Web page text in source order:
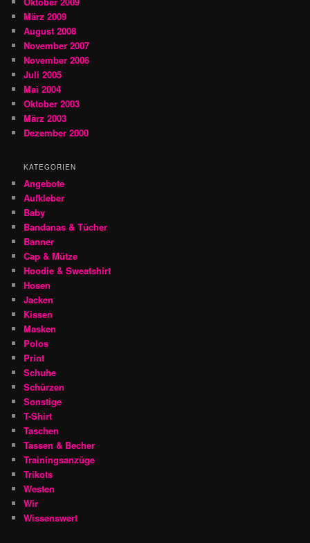
März 2009
August 2008
November 2007
November 2006
Juli 2005
Mai 2004
Oktober 2003
März 2003
Dezember 2000
KATEGORIEN
Angebote
Aufkleber
Baby
Bandanas & Tücher
Banner
Cap & Mütze
Hoodie & Sweatshirt
Hosen
Jacken
Kissen
Masken
Polos
Print
Schuhe
Schürzen
Sonstige
T-Shirt
Taschen
Tassen & Becher
Trainingsanzüge
Trikots
Westen
Wir
Wissenswert